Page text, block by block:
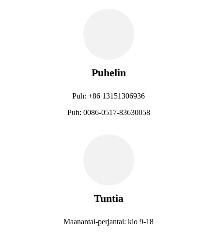
Puhelin
Puh: +86 13151306936
Puh: 0086-0517-83630058
Tuntia
Maanantai-perjantai: klo 9-18